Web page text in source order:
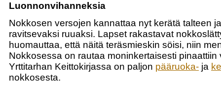
Luonnonvihanneksia
Nokkosen versojen kannattaa nyt kerätä talteen
ravitsevaksi ruuaksi. Lapset rakastavat
huomauttaa, että näitä teräsmieskin söisi, niin
Nokkosessa on rautaa moninkertaisesti pinaattiin
Yrttitarhan Keittokirjassa on paljon pääruoka- ja
nokkosesta.